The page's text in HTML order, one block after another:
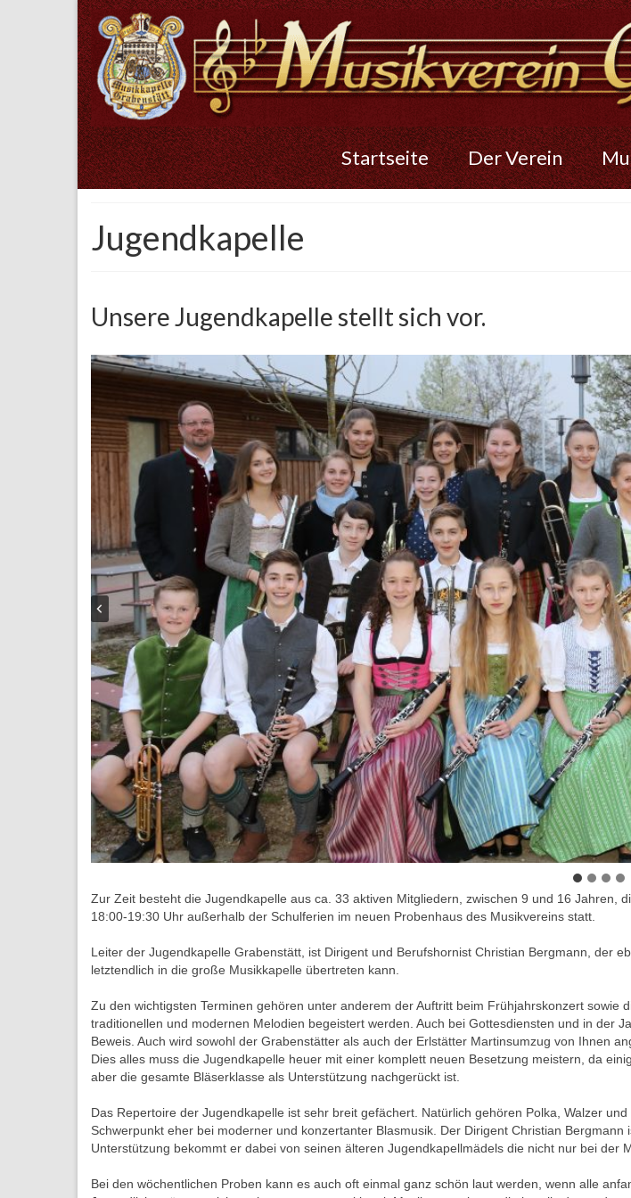
Startseite Der Verein
Jugendkapelle
Unsere Jugendkapelle stellt sich vor.
Zur Zeit besteht die Jugendkapelle aus ca. 33 aktiven Mitgliedern, zwischen 9 und 16 Jahren,
18:00-19:30 Uhr außerhalb der Schulferien im neuen Probenhaus des Musikvereins statt.
Leiter der Jugendkapelle Grabenstätt, ist Dirigent und Berufshornist Christian Bergmann, der
letztendlich in die große Musikkapelle übertreten kann.
Zu den wichtigsten Terminen gehören unter anderem der Auftritt beim Frühjahrskonzert
traditionellen und modernen Melodien begeistert werden. Auch bei Gottesdiensten und in der
Beweis. Auch wird sowohl der Grabenstätter als auch der Erlstätter Martinsumzug von Ihnen
Dies alles muss die Jugendkapelle heuer mit einer komplett neuen Besetzung meistern, da
aber die gesamte Bläserklasse als Unterstützung nachgerückt ist.
Das Repertoire der Jugendkapelle ist sehr breit gefächert. Natürlich gehören Polka, Walzer
Schwerpunkt eher bei moderner und konzertanter Blasmusik. Der Dirigent Christian
Unterstützung bekommt er dabei von seinen älteren Jugendkapellmädels die nicht nur bei der
Bei den wöchentlichen Proben kann es auch oft einmal ganz schön laut werden, wenn alle